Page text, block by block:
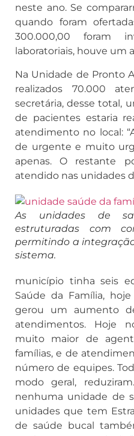
neste ano. Se
quando foram
300.000,00 foram
laboratoriais, houve um
Na Unidade de Pronto
realizados 70.000
secretária, desse total,
de pacientes estaria
atendimento no local:
de urgente e muito
apenas. O restante
atendido nas unidades
As unidades de
estruturadas com
permitindo a
sistema.
município tinha seis
Saúde da Família,
gerou um aumento
atendimentos. Hoje
muito maior de
famílias, e de
número de equipes.
modo geral,
nenhuma unidade de
unidades que tem
de saúde bucal